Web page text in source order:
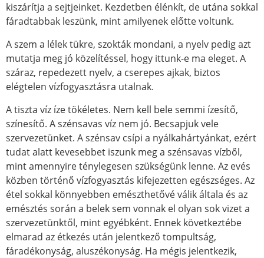
kiszárítja a sejtjeinket. Kezdetben élénkít, de utána sokkal
fáradtabbak leszünk, mint amilyenek előtte voltunk.
A szem a lélek tükre, szokták mondani, a nyelv pedig azt
mutatja meg jó közelítéssel, hogy ittunk-e ma eleget. A
száraz, repedezett nyelv, a cserepes ajkak, biztos
elégtelen vízfogyasztásra utalnak.
A tiszta víz íze tökéletes. Nem kell bele semmi ízesítő,
színesítő. A szénsavas víz nem jó. Becsapjuk vele
szervezetünket. A szénsav csípi a nyálkahártyánkat, ezért
tudat alatt kevesebbet iszunk meg a szénsavas vízből,
mint amennyire ténylegesen szükségünk lenne. Az evés
közben történő vízfogyasztás kifejezetten egészséges. Az
étel sokkal könnyebben emészthetővé válik általa és az
emésztés során a belek sem vonnak el olyan sok vizet a
szervezetünktől, mint egyébként. Ennek következtébe
elmarad az étkezés után jelentkező tompultság,
fáradékonyság, aluszékonyság. Ha mégis jelentkezik,